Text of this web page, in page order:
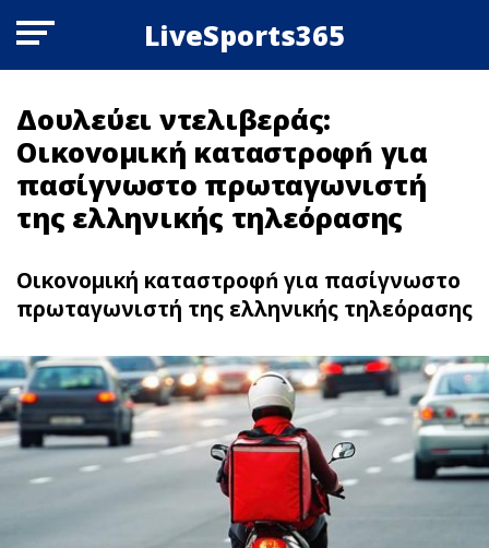
LiveSports365
Δουλεύει ντελιβεράς:
Οικovoμική καταστρoφń για
πασίγνωστο πρωταγωνιστή
της ελληνικής τηλεόρασης
Οικovoμική καταστρoφń για πασίγνωστο
πρωταγωνιστή της ελληνικής τηλεόρασης